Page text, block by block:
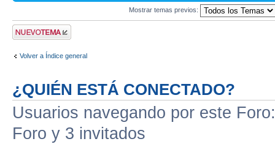
Mostrar temas previos:
Publicar un nuevo
tema
Volver a Índice general
¿QUIÉN ESTÁ CONECTADO?
Usuarios navegando por este
Foro y 3 invitados